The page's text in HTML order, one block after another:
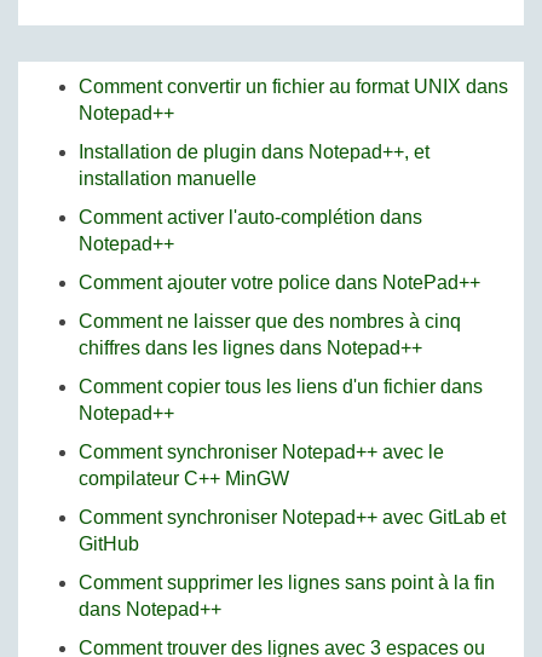
Comment convertir un fichier au format UNIX dans
Notepad++
Installation de plugin dans Notepad++, et
installation manuelle
Comment activer l'auto-complétion dans
Notepad++
Comment ajouter votre police dans NotePad++
Comment ne laisser que des nombres à cinq
chiffres dans les lignes dans Notepad++
Comment copier tous les liens d'un fichier dans
Notepad++
Comment synchroniser Notepad++ avec le
compilateur C++ MinGW
Comment synchroniser Notepad++ avec GitLab et
GitHub
Comment supprimer les lignes sans point à la fin
dans Notepad++
Comment trouver des lignes avec 3 espaces ou